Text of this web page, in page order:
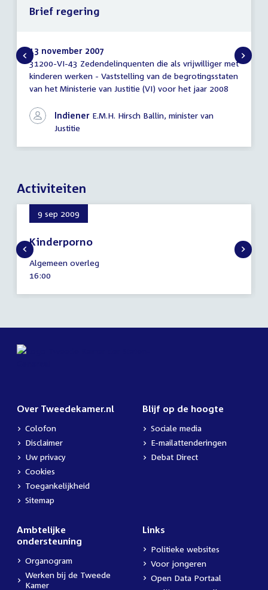
Brief
regering
13 november 2007
31200-VI-43 Zedendelinquenten die als vrijwilliger met
kinderen werken - Vaststelling van de begrotingsstaten
van het Ministerie van Justitie (VI) voor het jaar 2008
Indiener E.M.H. Hirsch Ballin, minister van
Justitie
Brief regering
Activiteiten
9 sep 2009
Kinderporno
9
september
2009
Algemeen overleg
Tijd
16:00
Over Tweedekamer.nl
Colofon
Disclaimer
Uw privacy
Cookies
Toegankelijkheid
Sitemap
Blijf op de hoogte
Sociale media
E-mailattenderingen
Debat Direct
Ambtelijke
ondersteuning
Organogram
Werken bij de Tweede
Kamer
Links
Politieke websites
Voor jongeren
Open Data Portaal